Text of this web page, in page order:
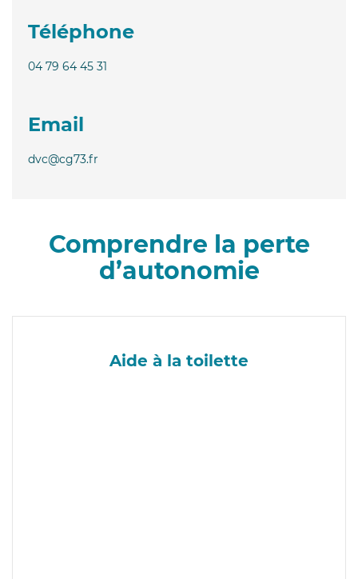
Téléphone
04 79 64 45 31
Email
dvc@cg73.fr
Comprendre la perte
d’autonomie
Aide à la toilette